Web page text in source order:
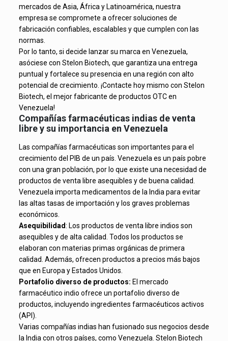
mercados de Asia, África y Latinoamérica, nuestra
empresa se compromete a ofrecer soluciones de
fabricación confiables, escalables y que cumplen con las
normas.
Por lo tanto, si decide lanzar su marca en Venezuela,
asóciese con Stelon Biotech, que garantiza una entrega
puntual y fortalece su presencia en una región con alto
potencial de crecimiento. ¡Contacte hoy mismo con Stelon
Biotech, el mejor fabricante de productos OTC en
Venezuela!
Compañías farmacéuticas indias de venta
libre y su importancia en Venezuela
Las compañías farmacéuticas son importantes para el
crecimiento del PIB de un país. Venezuela es un país pobre
con una gran población, por lo que existe una necesidad de
productos de venta libre asequibles y de buena calidad.
Venezuela importa medicamentos de la India para evitar
las altas tasas de importación y los graves problemas
económicos.
Asequibilidad: Los productos de venta libre indios son
asequibles y de alta calidad. Todos los productos se
elaboran con materias primas orgánicas de primera
calidad. Además, ofrecen productos a precios más bajos
que en Europa y Estados Unidos.
Portafolio diverso de productos: El mercado
farmacéutico indio ofrece un portafolio diverso de
productos, incluyendo ingredientes farmacéuticos activos
(API).
Varias compañías indias han fusionado sus negocios desde
la India con otros países, como Venezuela. Stelon Biotech